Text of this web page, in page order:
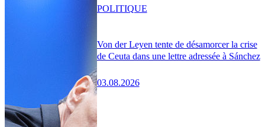
Von der Leyen tente de désamorcer la crise
de Ceuta dans une lettre adressée à Sánchez
03.08.2026
POLITIQUE